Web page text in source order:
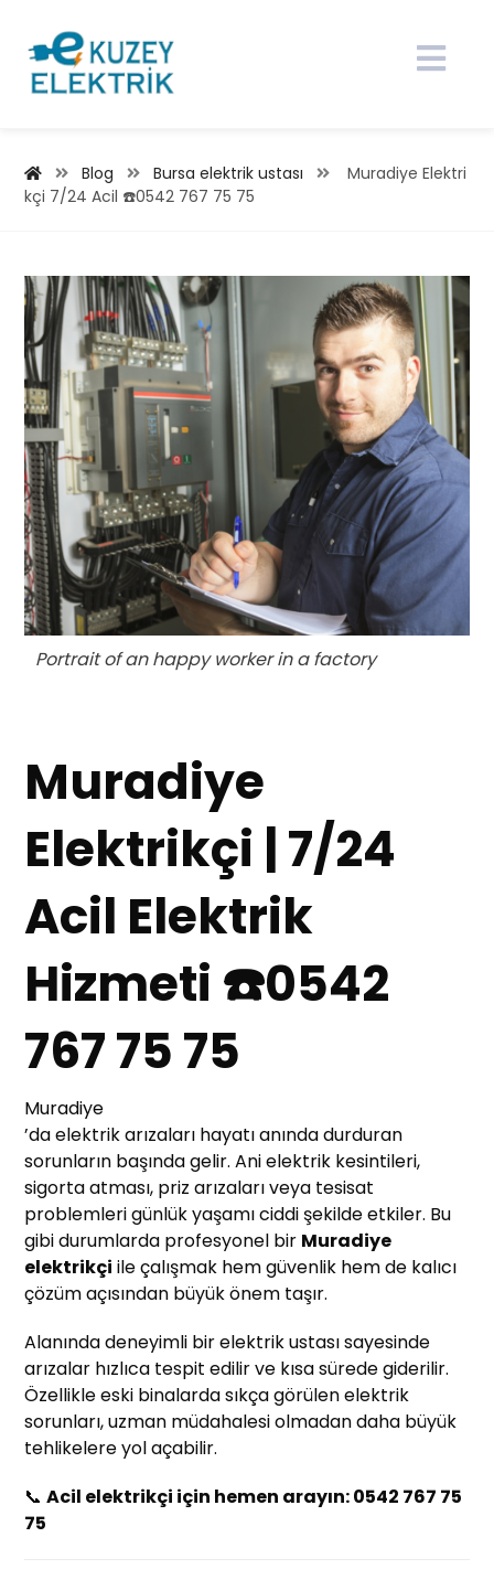
Blog Bursa elektrik ustası
Muradiye Elektri
kçi 7/24 Acil ☎️0542 767 75 75
Portrait of an happy worker in a factory
Muradiye
Elektrikçi | 7/24
Acil Elektrik
Hizmeti ☎️0542
767 75 75
Muradiye
’da elektrik arızaları hayatı anında durduran
sorunların başında gelir. Ani elektrik kesintileri,
sigorta atması, priz arızaları veya tesisat
problemleri günlük yaşamı ciddi şekilde etkiler. Bu
gibi durumlarda profesyonel bir Muradiye
elektrikçi ile çalışmak hem güvenlik hem de kalıcı
çözüm açısından büyük önem taşır.
Alanında deneyimli bir elektrik ustası sayesinde
arızalar hızlıca tespit edilir ve kısa sürede giderilir.
Özellikle eski binalarda sıkça görülen elektrik
sorunları, uzman müdahalesi olmadan daha büyük
tehlikelere yol açabilir.
📞Acil elektrikçi için hemen arayın: 0542 767 75
75